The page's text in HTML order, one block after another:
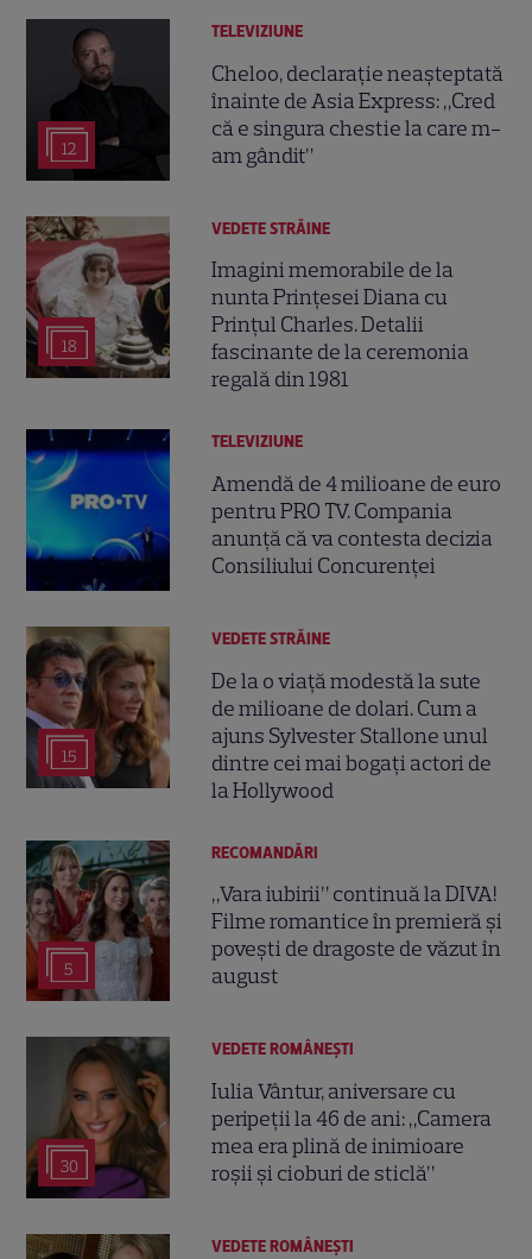
12
TELEVIZIUNE
Cheloo, declarație neașteptată
înainte de Asia Express: „Cred
că e singura chestie la care m-
am gândit”
18
VEDETE STRĂINE
Imagini memorabile de la
nunta Prințesei Diana cu
Prințul Charles. Detalii
fascinante de la ceremonia
regală din 1981
TELEVIZIUNE
Amendă de 4 milioane de euro
pentru PRO TV. Compania
anunță că va contesta decizia
Consiliului Concurenței
15
VEDETE STRĂINE
De la o viață modestă la sute
de milioane de dolari. Cum a
ajuns Sylvester Stallone unul
dintre cei mai bogați actori de
la Hollywood
5
RECOMANDĂRI
„Vara iubirii” continuă la DIVA!
Filme romantice în premieră și
povești de dragoste de văzut în
august
30
VEDETE ROMÂNEŞTI
Iulia Vântur, aniversare cu
peripeții la 46 de ani: „Camera
mea era plină de inimioare
roșii și cioburi de sticlă”
VEDETE ROMÂNEŞTI